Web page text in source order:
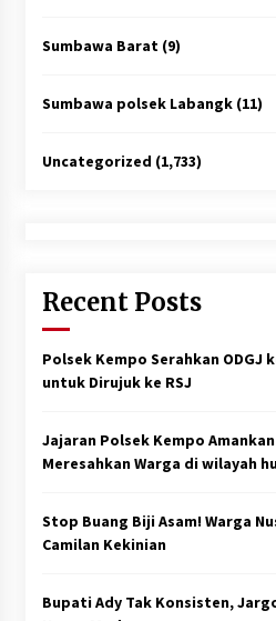
Sumbawa Barat(9)
Sumbawa polsek Labangk(11)
Uncategorized (1,733)
Recent Posts
Polsek Kempo Serahkan ODGJ
untuk Dirujuk ke RSJ
Jajaran Polsek Kempo
Meresahkan Warga di wilayah
Stop Buang Biji Asam! Warga
Camilan Kekinian
Bupati Ady Tak Konsisten,